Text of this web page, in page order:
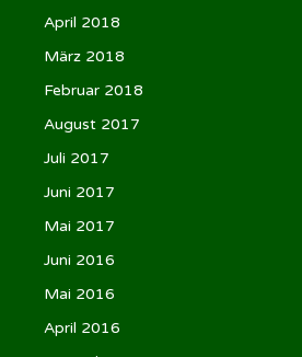
April 2018
März 2018
Februar 2018
August 2017
Juli 2017
Juni 2017
Mai 2017
Juni 2016
Mai 2016
April 2016